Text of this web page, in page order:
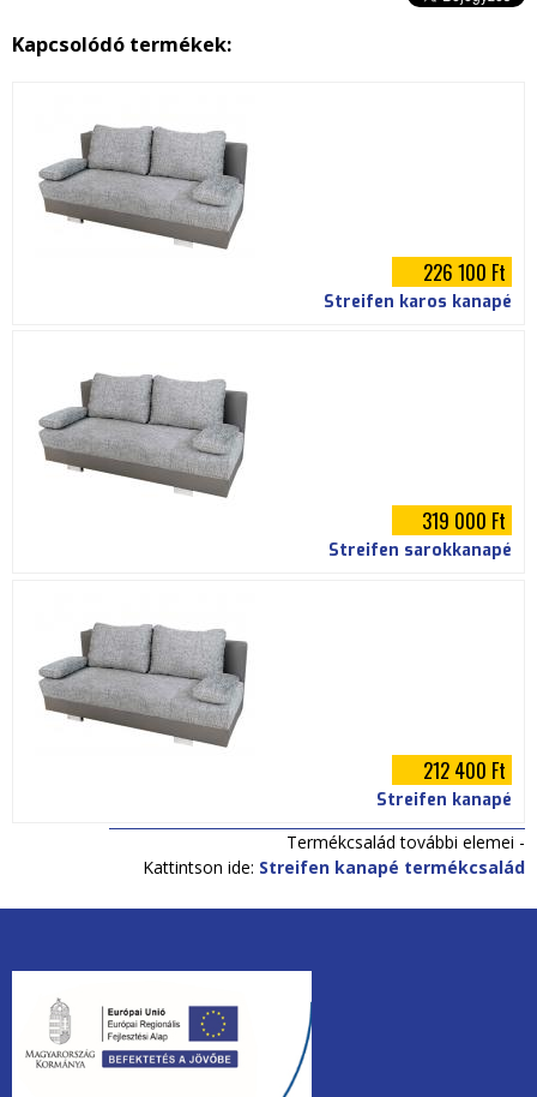
p
Kapcsolódó termékek:
226 100 Ft
Streifen karos kanapé
319 000 Ft
Streifen sarokkanapé
212 400 Ft
Streifen kanapé
Termékcsalád további elemei -
Kattintson ide: Streifen kanapé termékcsalád
unios2020.jpg